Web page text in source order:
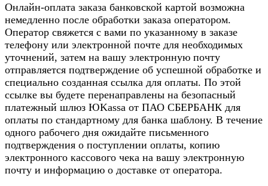
Онлайн-оплата заказа банковской картой возможна
немедленно после обработки заказа оператором.
Оператор свяжется с вами по указанному в заказе
телефону или электронной почте для необходимых
уточнений, затем на вашу электронную почту
отправляется подтверждение об успешной обработке и
специально созданная ссылка для оплаты. По этой
ссылке вы будете перенаправлены на безопасный
платежный шлюз ЮKassa от ПАО СБЕРБАНК для
оплаты по стандартному для банка шаблону. В течение
одного рабочего дня ожидайте письменного
подтверждения о поступлении оплаты, копию
электронного кассового чека на вашу электронную
почту и информацию о доставке от оператора.